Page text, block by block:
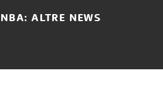
NBA: ALTRE NEWS